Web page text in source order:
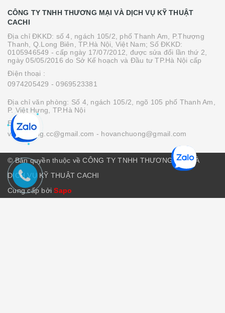
CÔNG TY TNHH THƯƠNG MẠI VÀ DỊCH VỤ KỸ THUẬT
CACHI
Địa chỉ ĐKKD: số 4, ngách 105/2, phố Thanh Am, P.Thượng
Thanh, Q.Long Biên, TP.Hà Nội, Việt Nam; Số ĐKKD:
0105946549 - cấp ngày 17/07/2012, được sửa đổi lần thứ 2,
ngày 05/05/2016 do Sở Kế hoạch và Đầu tư TP.Hà Nội cấp
Điện thoại :
0974205429 - 0969523381
Địa chỉ văn phòng: Số 4, ngách 105/2, ngõ 105 phố Thanh Am,
P. Việt Hưng, TP.Hà Nội
Email :
vanchuong.cc@gmail.com - hovanchuong@gmail.com
© Bản quyền thuộc về CÔNG TY TNHH THƯƠNG MẠI VÀ
DỊCH VỤ KỸ THUẬT CACHI
Cung cấp bởiSapo